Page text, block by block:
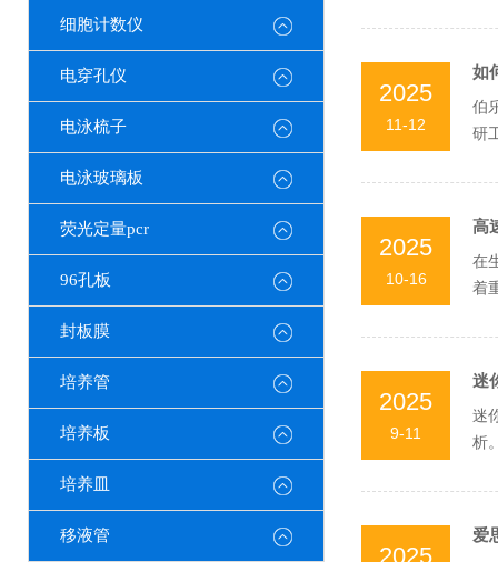
细胞计数仪
电穿孔仪
电泳梳子
电泳玻璃板
荧光定量pcr
96孔板
封板膜
培养管
培养板
培养皿
移液管
2025
11-12
如
伯
研
2025
10-16
高
在
着
2025
9-11
迷
迷
析
2025
爱